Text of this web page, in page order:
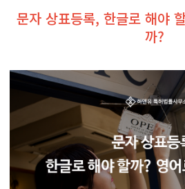
문자 상표등록, 한글로 해야
까?